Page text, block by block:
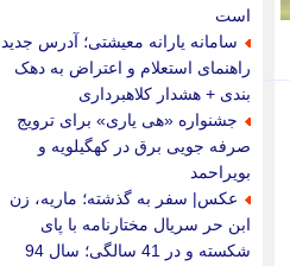
است
سامانه یارانه معیشتی؛ آدرس جدید،
راهنمای استعلام و اعتراض به دهک
بندی + هشدار کلاهبرداری
جشنواره «هی یاری» برای ترویج
صرفه جویی برق در کهگیلویه و
بویراحمد
عکس| سفر به گذشته؛ ماریه، زن
ابن حر سریال مختارنامه با پای
شکسته و در 41 سالگی؛ سال 94